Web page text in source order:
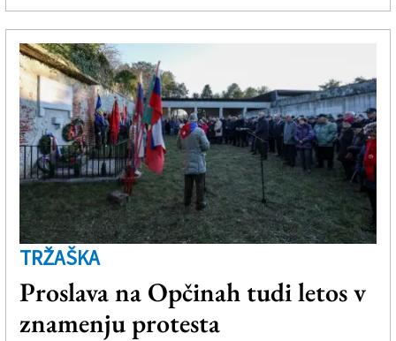
TRŽAŠKA
Proslava na Opčinah tudi letos v
znamenju protesta